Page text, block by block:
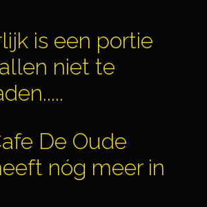
is een portie
niet te
De Oude
nóg meer in